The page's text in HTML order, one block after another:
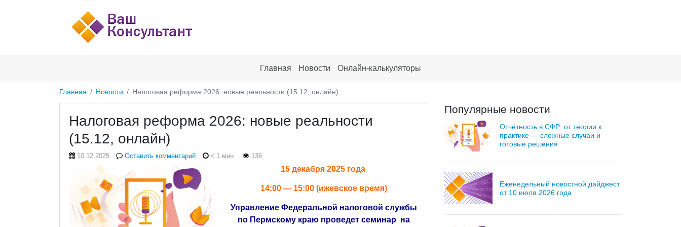
Главная Новости Онлайн-калькуляторы
Главная Новости Налоговая реформа 2026: новые реальности (15.12, онлайн)
Налоговая реформа 2026: новые реальности
(15.12, онлайн)
10.12.2025 Оставить комментарий < 1 мин. 136
15 декабря 2025 года
14:00 — 15:00 (ижевское время)
Управление Федеральной налоговой службы
по Пермскому краю проведет семинар на
Популярные новости
Отчётность в СФР: от теории к
практике — сложные случаи и
готовые решения
Еженедельный новостной дайджест
от 10 июля 2026 года